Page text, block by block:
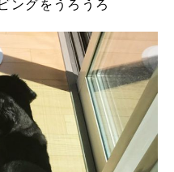
ングをうろうろ